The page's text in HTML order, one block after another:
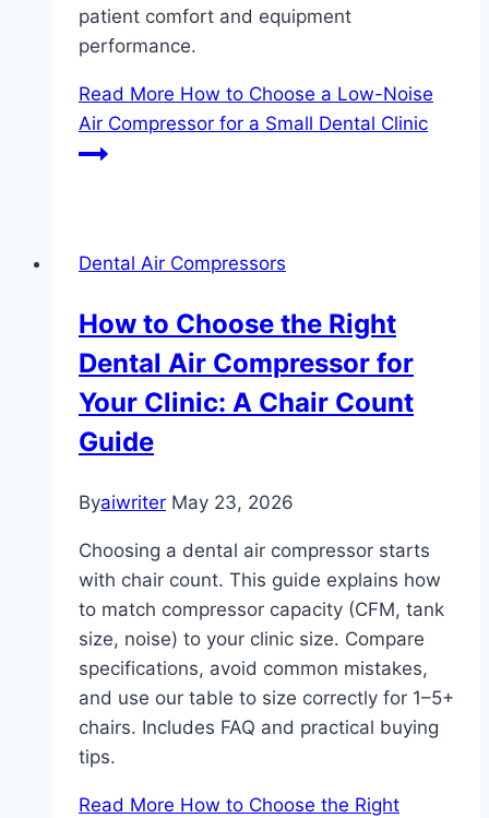
patient comfort and equipment
performance.
Read More How to Choose a Low-Noise
Air Compressor for a Small Dental Clinic
Dental Air Compressors
How to Choose the Right
Dental Air Compressor for
Your Clinic: A Chair Count
Guide
Byaiwriter May 23, 2026
Choosing a dental air compressor starts
with chair count. This guide explains how
to match compressor capacity (CFM, tank
size, noise) to your clinic size. Compare
specifications, avoid common mistakes,
and use our table to size correctly for 1–5+
chairs. Includes FAQ and practical buying
tips.
Read More How to Choose the Right